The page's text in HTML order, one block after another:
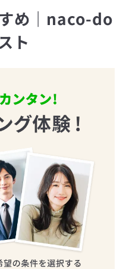
め｜naco-do
ト